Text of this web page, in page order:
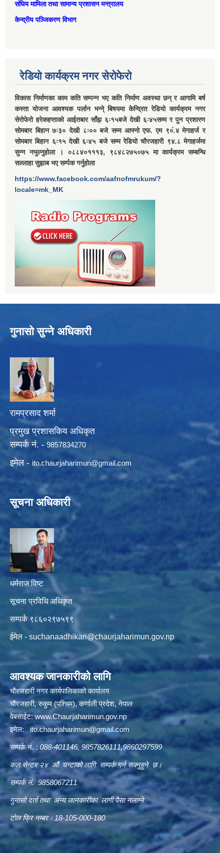
संघिय मामिला तथा सामान्‍य प्रशासन मन्त्रालय
केन्द्रीय पञ्जिकरण विभाग
रेडियो कार्यक्रम नगर सेरोफेरो
विकास निर्माणका काम कति सम्पन्न भए कति निर्माण अवस्था छन् र आगामि बर्ष
कस्ता योजना आवश्यक पर्लान भन्ने् बिषयमा केन्द्रित रेडियो कार्यक्रम नगर
सेरोफेरो हरेकहप्ताको आईतबार साँझ ६ः१५बजे देखी ६ः४५सम्म र पुन प्रशारण
सोमबार बिहान ७ः३० देखी ८ः०० बजे सम्म आफ्नो एफ. एम ९०ं.४ मेगाहर्ज र
सोमबार बिहान ६ः१५ देखी ६ः४५ बजे सम्म रेडियो चौरजहारी ९४.८ मेगाहर्जमा
सुन्न नभुल्नुहोला । ०८८४०१११३, ९८४८२७५०७५ मा कार्यक्रम सम्बन्धि
सल्लाहा सुझाब भए सर्म्पक गर्नुहोला
https://www.facebook.com/aafnofmrukum/?
locale=mk_MK
गुनासो सुन्ने अधिकारी
रामप्रसाद शर्मा
प्रमुख प्रशासकिय अधिकृत
सम्पर्क नं. - 9857834270
इमेल - ito.chaurjaharimun@gmail.com
सूचना अधिकारी
धर्मराज विष्ट
सूचना प्रविधि अधिकृत
सम्पर्क ९८६०२९७५९९
ईमेल - suchanaadhikari@chaurjaharimun.gov.np
आवश्यक जानकारीको लागि
चौरजहारी नगर कार्यपालिकाको कार्यालय
चौरजहारी, रुकुम (पश्चिम), कर्णाली प्रदेश, नेपाल
वेबसाईट:www.Chaurjaharimun.gov.np
इमेल:ito.chaurjaharimun@gmail.com
सम्पर्क नं. : 088-401146, 9857826111,9860297599
कल सेन्टर २४ औं घन्टाको लागि सम्पर्क गर्न सक्नुहुने छ।
सम्पर्क नं. 9858067211
गुनासो दर्ता तथा अन्य जानकारीका लागी पैसा नलाग्ने
टोल फ्रि नम्बर ः 18-105-000-180